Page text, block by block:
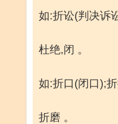
如:折讼(判决诉
杜绝,闭 。
如:折口(闭口);
折磨 。